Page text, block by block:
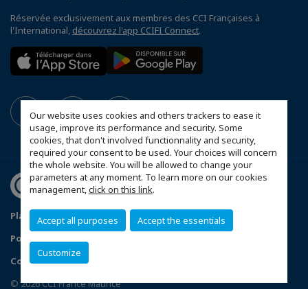
Our website uses cookies and others trackers to ease it
usage, improve its performance and security. Some
cookies, that don't involved functionnality and security,
required your consent to be used. Your choices will concern
the whole website. You will be allowed to change your
parameters at any moment. To learn more on our cookies
management,click on this link.
Accept all purposes Accept the essentials
Customize
Réservée exclusivement aux membres des CCI Françaises à
l'International, découvrez l'app CCIFI Connect.
Plan du site
Mentions légales
Politique de confidentialité
Configurer vos préférences cookies
© 2026 CCI France Maurice